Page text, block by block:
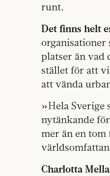
runt.
Det finns helt
platser än vad
stället för att
att vända
»Hela Sverige
nytänkande
mer än en tom
Charlotta